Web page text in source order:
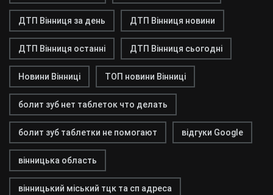
ДТП Вінниця за день ДТП Вінниця новини
ДТП Вінниця останні ДТП Вінниця сьогодні
Новини Вінниці ТОП новини Вінниці
болит зуб нет таблеток что делать
болит зуб таблетки не помогают відгуки Google
вінницька область
вінницький міський тцк та сп адреса